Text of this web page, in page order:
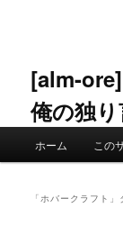
ン
へ
ツ
移
[alm-
俺の独
ホーム この
「ホバークラフト